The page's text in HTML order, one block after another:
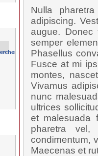
Nulla
adipiscing.
augue. Donec
semper
Phasellus
Fusce at mi
montes,
Vivamus
nunc
ultrices
et malesuada
pharetra
condimentum,
Maecenas et